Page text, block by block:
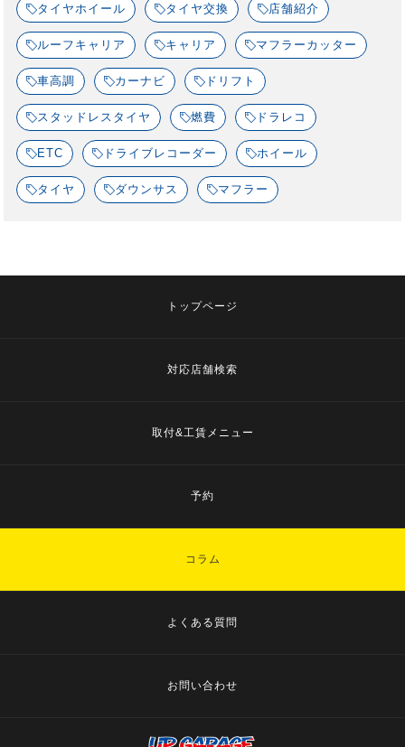
タイヤホイール タイヤ交換 店舗紹介
ルーフキャリア キャリア マフラーカッター
車高調 カーナビ ドリフト
スタッドレスタイヤ 燃費 ドラレコ
ETC ドライブレコーダー ホイール
タイヤ ダウンサス マフラー
トップページ
対応店舗検索
取付&工賃メニュー
予約
コラム
よくある質問
お問い合わせ